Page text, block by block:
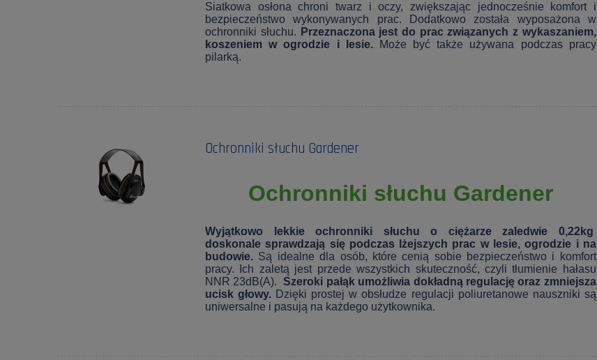
Siatkowa osłona chroni twarz i oczy, zwiększając jednocześnie komfort i
bezpieczeństwo wykonywanych prac. Dodatkowo została wyposażona w
ochronniki słuchu. Przeznaczona jest do prac związanych z wykaszaniem,
koszeniem w ogrodzie i lesie.Może być także używana podczas pracy
pilarką.
Ochronniki słuchu Gardener
Ochronniki słuchu Gardener
Wyjątkowo lekkie ochronniki słuchu o ciężarze zaledwie 0,22kg
doskonale sprawdzają się podczas lżejszych prac w lesie, ogrodzie i na
budowie. Są idealne dla osób, które cenią sobie bezpieczeństwo i komfort
pracy. Ich zaletą jest przede wszystkich skuteczność, czyli tłumienie hałasu
NNR 23dB(A).Szeroki pałąk umożliwia dokładną regulację oraz zmniejsza
ucisk głowy. Dzięki prostej w obsłudze regulacji poliuretanowe nauszniki są
uniwersalne i pasują na każdego użytkownika.